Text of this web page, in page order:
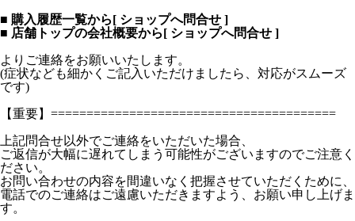
■ 購入履歴一覧から[ ショップへ問合せ ]
■ 店舗トップの会社概要から[ ショップへ問合せ ]
よりご連絡をお願いいたします。
(症状なども細かくご記入いただけましたら、対応がスムーズ
です)
【重要】========================================
上記問合せ以外でご連絡をいただいた場合、
ご返信が大幅に遅れてしまう可能性がございますのでご注意く
ださい。
お問い合わせの内容を間違いなく把握させていただくために、
電話でのご連絡はご遠慮いただきますよう、お願い申し上げま
す。